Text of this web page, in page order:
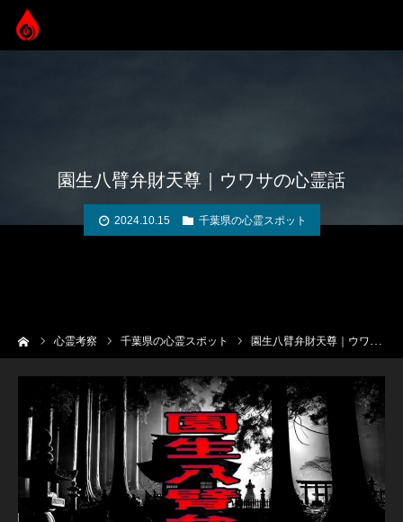
園生八臂弁財天尊｜ウワサの心霊話
2024.10.15 千葉県の心霊スポット
心霊考察 千葉県の心霊スポット 園生八臂弁財天尊｜ウワサの心霊話